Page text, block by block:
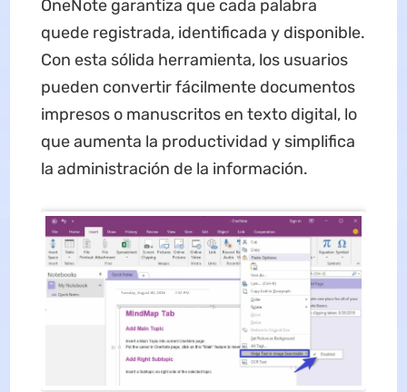
OneNote garantiza que cada palabra
quede registrada, identificada y disponible.
Con esta sólida herramienta, los usuarios
pueden convertir fácilmente documentos
impresos o manuscritos en texto digital, lo
que aumenta la productividad y simplifica
la administración de la información.